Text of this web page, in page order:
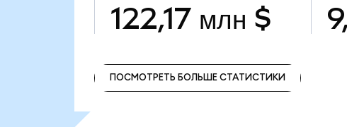
122,17 млн $
ПОСМОТРЕТЬ БОЛЬШЕ СТАТИСТИКИ